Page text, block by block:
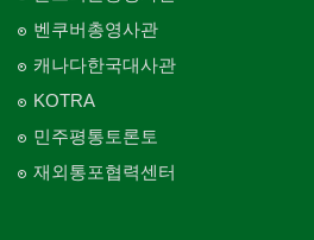
벤쿠버총영사관
캐나다한국대사관
KOTRA
민주평통토론토
재외통포협력센터